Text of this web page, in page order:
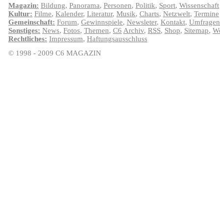
Magazin: Bildung, Panorama, Personen, Politik, Sport, Wissenschaft
Kultur: Filme, Kalender, Literatur, Musik, Charts, Netzwelt, Termine
Gemeinschaft: Forum, Gewinnspiele, Newsleter, Kontakt, Umfragen
Sonstiges: News, Fotos, Themen, C6 Archiv, RSS, Shop, Sitemap,
Rechtliches: Impressum, Haftungsausschluss
© 1998 - 2009 C6 MAGAZIN